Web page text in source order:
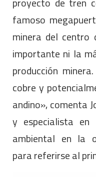
famoso
minera del
importante ni la
producción
cobre y
andino», comenta
y especialista
ambiental en la
para referirse al